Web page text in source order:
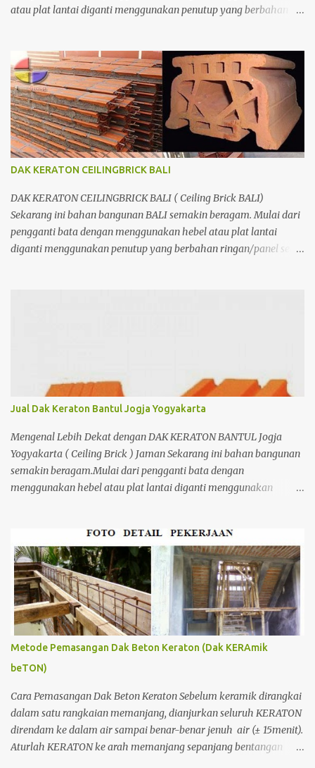
atau plat lantai diganti menggunakan penutup yang berbahan
DAK KERATON CEILINGBRICK BALI
DAK KERATON CEILINGBRICK BALI ( Ceiling Brick BALI)
Sekarang ini bahan bangunan BALI semakin beragam. Mulai dari
pengganti bata dengan menggunakan hebel atau plat lantai
diganti menggunakan penutup yang berbahan ringan/panel serta
Jual Dak Keraton Bantul Jogja Yogyakarta
Mengenal Lebih Dekat dengan DAK KERATON BANTUL Jogja
Yogyakarta ( Ceiling Brick ) Jaman Sekarang ini bahan bangunan
semakin beragam.Mulai dari pengganti bata dengan
menggunakan hebel atau plat lantai diganti menggunakan
menggunakan metal.
Metode Pemasangan Dak Beton Keraton (Dak KERAmik
beTON)
Cara Pemasangan Dak Beton Keraton Sebelum keramik dirangkai
dalam satu rangkaian memanjang, dianjurkan seluruh KERATON
direndam ke dalam air sampai benar-benar jenuh air (± 15menit).
Aturlah KERATON ke arah memanjang sepanjang bentangan